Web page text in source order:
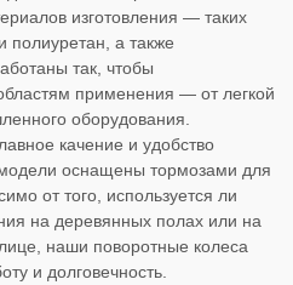
изготовления — таких
полиуретан, а также
так, чтобы
применения — от легкой
оборудования.
качение и удобство
оснащены тормозами для
от того, используется ли
на деревянных полах или на
наши поворотные колеса
и долговечность.